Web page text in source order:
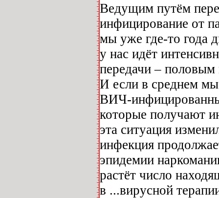
Ведущим путём
инфицирование от
мы уже где-то года
у нас идёт
передачи –
И если в среднем мы
ВИЧ-
которые получают
эта ситуация
инфекция
эпидемии
растёт число
в ...вирусной